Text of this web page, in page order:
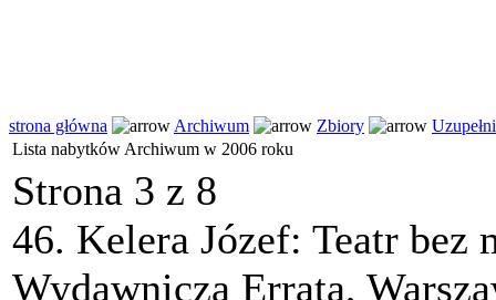
strona główna Archiwum Zbiory
Lista nabytków Archiwum w 2006 roku
Strona 3 z 8
46. Kelera Józef: Teatr bez
Wydawnicza Errata,